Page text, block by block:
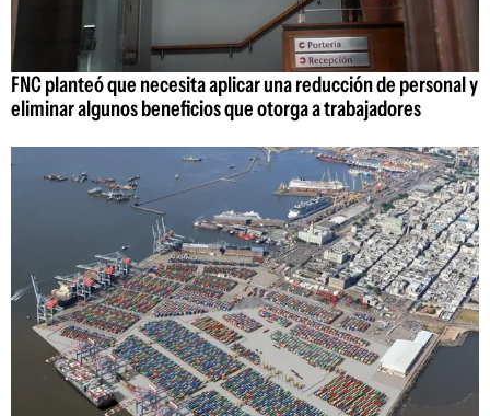
FNC planteó que necesita aplicar una reducción de personal y
eliminar algunos beneficios que otorga a trabajadores